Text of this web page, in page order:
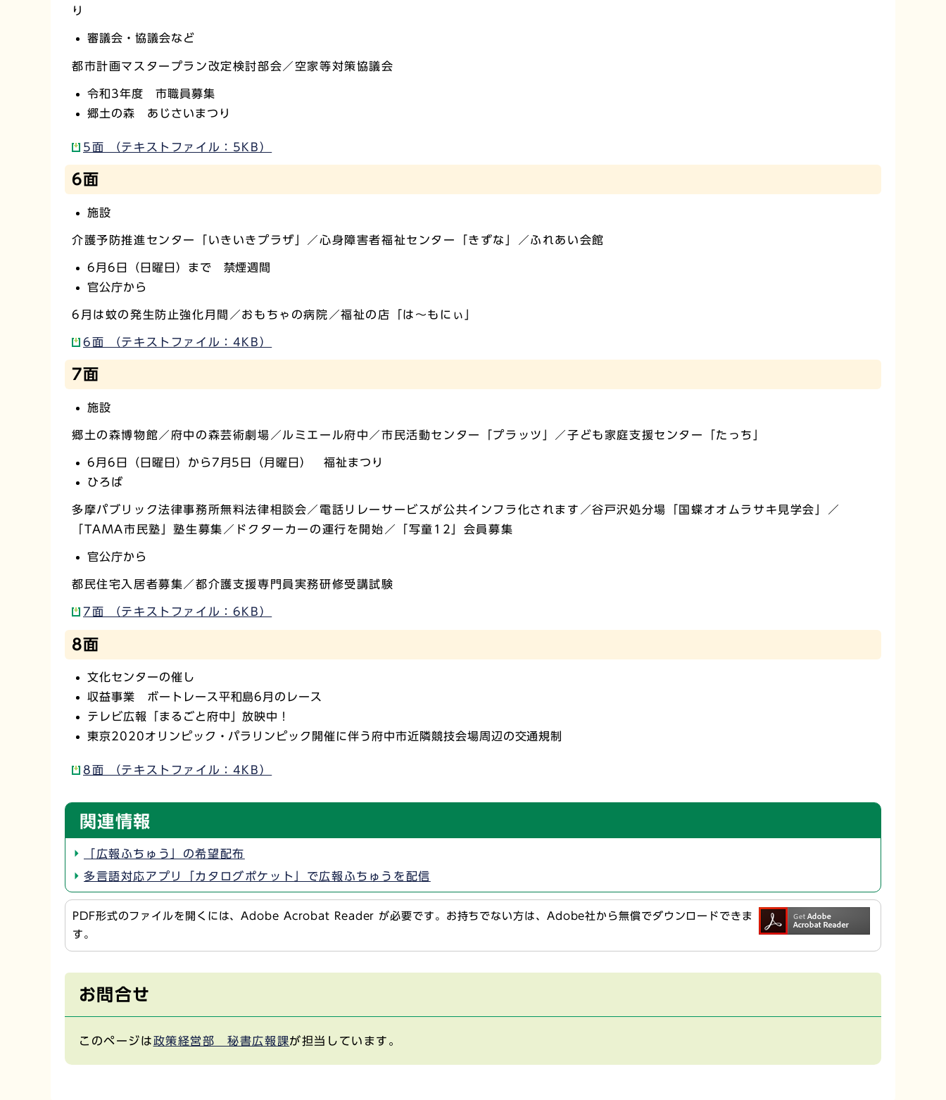
り
審議会・協議会など
都市計画マスタープラン改定検討部会／空家等対策協議会
令和3年度 市職員募集
郷土の森 あじさいまつり
5面 （テキストファイル：5KB）
6面
施設
介護予防推進センター「いきいきプラザ」／心身障害者福祉センター「きずな」／ふれあい会館
6月6日（日曜日）まで 禁煙週間
官公庁から
6月は蚊の発生防止強化月間／おもちゃの病院／福祉の店「は～もにぃ」
6面 （テキストファイル：4KB）
7面
施設
郷土の森博物館／府中の森芸術劇場／ルミエール府中／市民活動センター「プラッツ」／子ども家庭支援センター「たっち」
6月6日（日曜日）から7月5日（月曜日） 福祉まつり
ひろば
多摩パブリック法律事務所無料法律相談会／電話リレーサービスが公共インフラ化されます／谷戸沢処分場「国蝶オオムラサキ見学会」／
「TAMA市民塾」塾生募集／ドクターカーの運行を開始／「写童12」会員募集
官公庁から
都民住宅入居者募集／都介護支援専門員実務研修受講試験
7面 （テキストファイル：6KB）
8面
文化センターの催し
収益事業 ボートレース平和島6月のレース
テレビ広報「まるごと府中」放映中！
東京2020オリンピック・パラリンピック開催に伴う府中市近隣競技会場周辺の交通規制
8面 （テキストファイル：4KB）
関連情報
「広報ふちゅう」の希望配布
多言語対応アプリ「カタログポケット」で広報ふちゅうを配信
PDF形式のファイルを開くには、Adobe Acrobat Reader が必要です。お持ちでない方は、Adobe社から無償でダウンロードできま
す。
お問合せ
このページは政策経営部 秘書広報課が担当しています。